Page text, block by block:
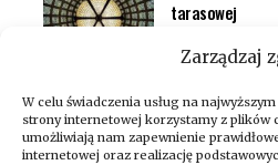
Zarządzaj
W celu świadczenia usług na
strony internetowej korzystamy z plików
umożliwiają nam zapewnienie
internetowej oraz realizację
tarasowej